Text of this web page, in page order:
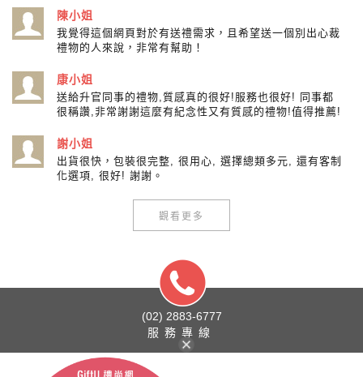
陳小姐
我覺得這個網頁對於有送禮需求，且希望送一個別出心裁
禮物的人來說，非常有幫助！
康小姐
送給升官同事的禮物,質感真的很好!服務也很好! 同事都
很稱讚,非常謝謝這麼有紀念性又有質感的禮物!值得推薦!
謝小姐
出貨很快，包裝很完整, 很用心, 選擇總類多元, 還有客制
化選項, 很好! 謝謝。
觀看更多
(02) 2883-6777
服務專線